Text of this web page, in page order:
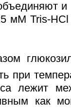
и
мМ Tris-
при
лежит
как